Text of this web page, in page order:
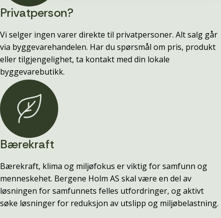
Privatperson?
Vi selger ingen varer direkte til privatpersoner. Alt salg går
via byggevarehandelen. Har du spørsmål om pris, produkt
eller tilgjengelighet, ta kontakt med din lokale
byggevarebutikk.
Bærekraft
Bærekraft, klima og miljøfokus er viktig for samfunn og
menneskehet. Bergene Holm AS skal være en del av
løsningen for samfunnets felles utfordringer, og aktivt
søke løsninger for reduksjon av utslipp og miljøbelastning.